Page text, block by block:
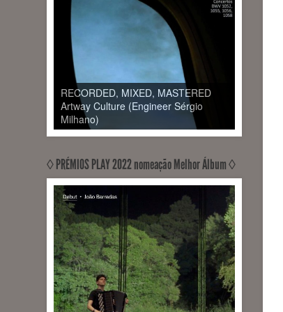
RECORDED, MIXED, MASTERED
Artway Culture (Engineer Sérgio
Milhano)
◊ PRÉMIOS PLAY 2022 nomeação Melhor Álbum ◊